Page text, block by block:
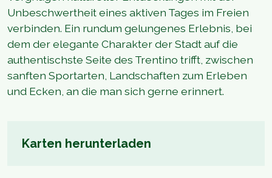
Unbeschwertheit eines aktiven Tages im Freien
verbinden. Ein rundum gelungenes Erlebnis, bei
dem der elegante Charakter der Stadt auf die
authentischste Seite des Trentino trifft, zwischen
sanften Sportarten, Landschaften zum Erleben
und Ecken, an die man sich gerne erinnert.
Karten herunterladen